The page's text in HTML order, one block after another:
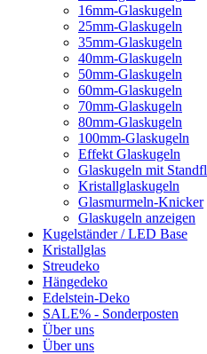
16mm-Glaskugeln
25mm-Glaskugeln
35mm-Glaskugeln
40mm-Glaskugeln
50mm-Glaskugeln
60mm-Glaskugeln
70mm-Glaskugeln
80mm-Glaskugeln
100mm-Glaskugeln
Effekt Glaskugeln
Glaskugeln mit
Kristallglaskugeln
Glasmurmeln-Knicker
Glaskugeln anzeigen
Kugelständer / LED Base
Kristallglas
Streudeko
Hängedeko
Edelstein-Deko
SALE% - Sonderposten
Über uns
Über uns